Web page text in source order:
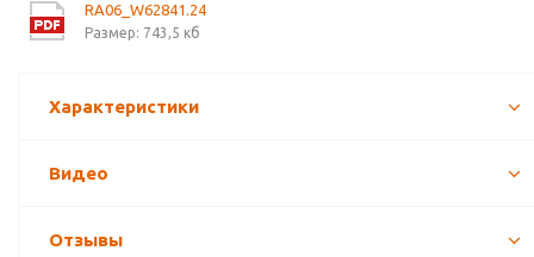
RA06_W62841.24
Размер: 743,5 кб
Характеристики
Видео
Отзывы